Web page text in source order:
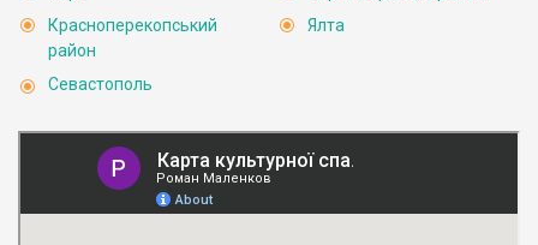
Красноперекопський
район
Севастополь
Ялта